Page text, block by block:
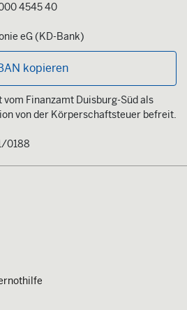
4545 40
eG (KD-Bank)
kopieren
vom Finanzamt Duisburg-Süd als
von der Körperschaftsteuer befreit.
0188